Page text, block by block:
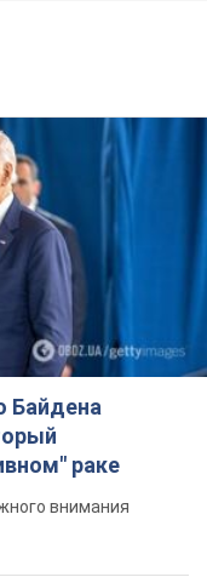
Байдена
раке
внимания